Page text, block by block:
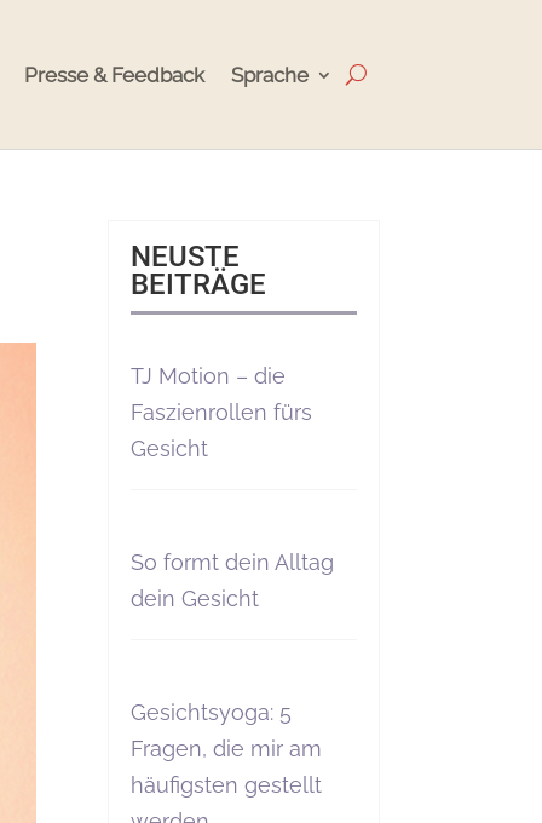
Presse & Feedback Sprache
NEUSTE
BEITRÄGE
TJ Motion – die
Faszienrollen fürs
Gesicht
So formt dein Alltag
dein Gesicht
Gesichtsyoga: 5
Fragen, die mir am
häufigsten gestellt